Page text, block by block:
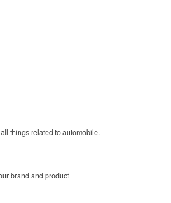
things related to automobile.
brand and product